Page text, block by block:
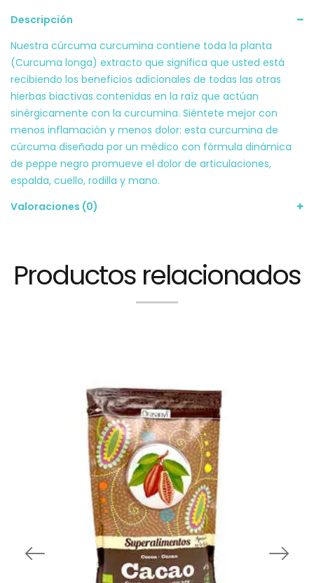
Descripción
Nuestra cúrcuma curcumina contiene toda la planta
(Curcuma longa) extracto que significa que usted está
recibiendo los beneficios adicionales de todas las otras
hierbas biactivas contenidas en la raíz que actúan
sinérgicamente con la curcumina. Siéntete mejor con
menos inflamación y menos dolor: esta curcumina de
cúrcuma diseñada por un médico con fórmula dinámica
de peppe negro promueve el dolor de articulaciones,
espalda, cuello, rodilla y mano.
Valoraciones (0)
Productos relacionados